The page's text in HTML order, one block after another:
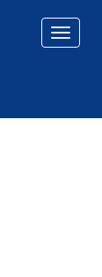
Toggle